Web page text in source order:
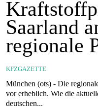
Saarland
regionale
KFZGAZETTE
München (ots) - Die regionalen Unterschiede zwischen den Kraftstoffpreisen sind nach wie
vor erheblich. Wie die
deutschen...